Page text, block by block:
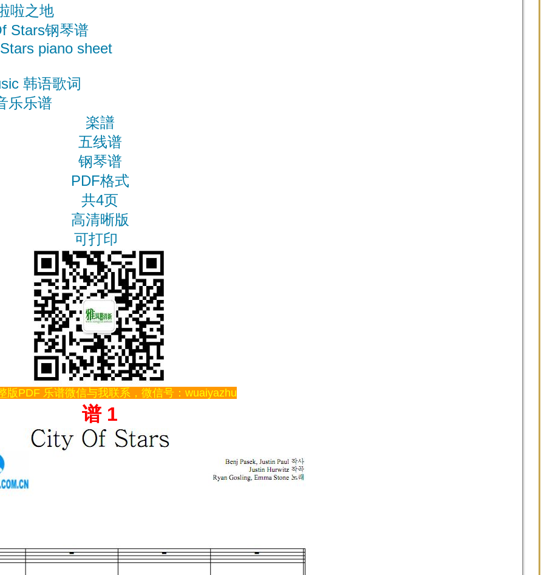
啦之地
Stars钢琴谱
piano sheet
韩语歌词
乐乐谱
楽譜
五线谱
钢琴谱
PDF格式
共4页
高清晰版
可打印
版PDF 乐谱微信与我联系，微信号：wuaiyazhu
谱 1